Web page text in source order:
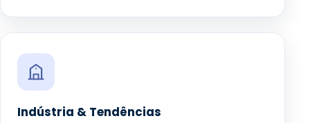
Indústria & Tendências